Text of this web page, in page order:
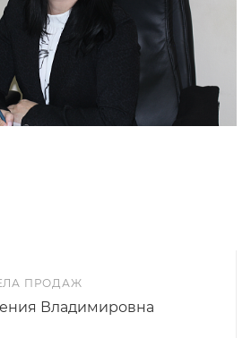
ПРОДАЖ
Владимировна